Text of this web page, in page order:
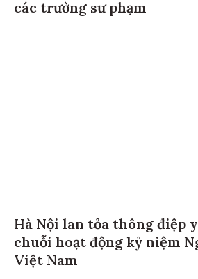
các trường sư phạm
Hà Nội lan tỏa thông điệp
chuỗi hoạt động kỷ niệm
Việt Nam